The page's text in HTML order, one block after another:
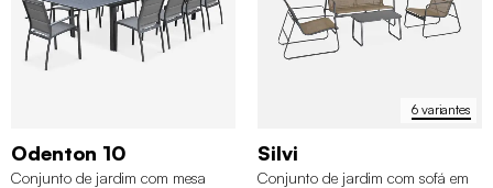
Odenton 10
Conjunto de jardim com mesa
6 variantes
Silvi
Conjunto de jardim com sofá em